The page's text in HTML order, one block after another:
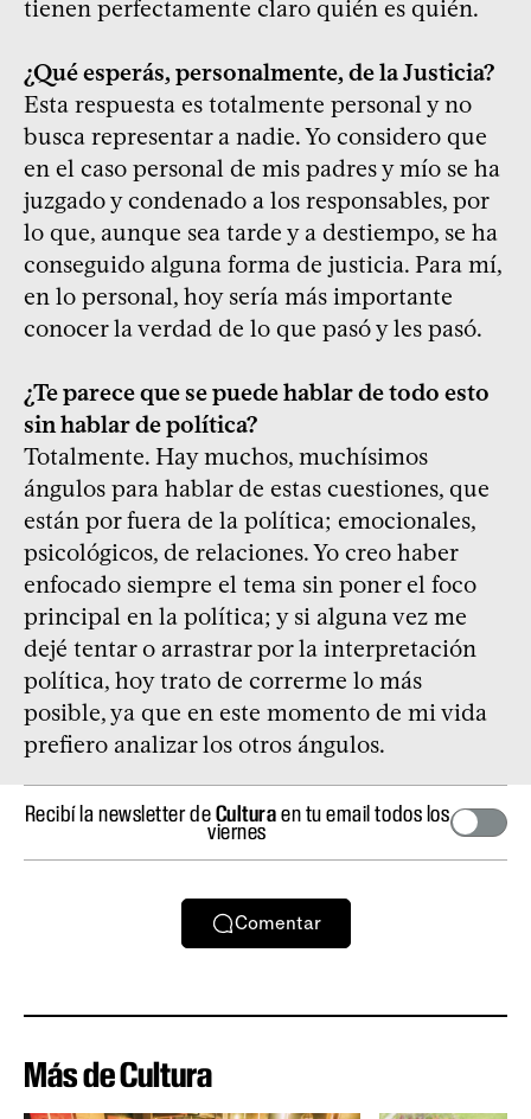
tienen perfectamente claro quién es quién.
¿Qué esperás, personalmente, de la Justicia?
Esta respuesta es totalmente personal y no
busca representar a nadie. Yo considero que
en el caso personal de mis padres y mío se ha
juzgado y condenado a los responsables, por
lo que, aunque sea tarde y a destiempo, se ha
conseguido alguna forma de justicia. Para mí,
en lo personal, hoy sería más importante
conocer la verdad de lo que pasó y les pasó.
¿Te parece que se puede hablar de todo esto
sin hablar de política?
Totalmente. Hay muchos, muchísimos
ángulos para hablar de estas cuestiones, que
están por fuera de la política; emocionales,
psicológicos, de relaciones. Yo creo haber
enfocado siempre el tema sin poner el foco
principal en la política; y si alguna vez me
dejé tentar o arrastrar por la interpretación
política, hoy trato de correrme lo más
posible, ya que en este momento de mi vida
prefiero analizar los otros ángulos.
Recibí la newsletter deCulturaen tu email todos los
viernes
Comentar
Más de Cultura